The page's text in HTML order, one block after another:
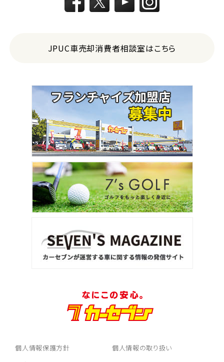
JPUC車売却消費者相談室はこちら
個人情報保護方針
個人情報の取り扱い